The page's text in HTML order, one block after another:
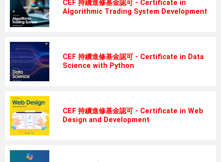
CEF 持續進修基金認可 - Certificate in
Algorithmic Trading System Development
CEF 持續進修基金認可 - Certificate in Data
Science with Python
CEF 持續進修基金認可 - Certificate in Web
Design and Development